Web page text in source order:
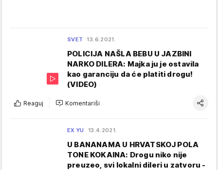
SVET 13.6.2021.
POLICIJA NAŠLA BEBU U JAZBINI
NARKO DILERA: Majka ju je ostavila
kao garanciju da će platiti drogu!
(VIDEO)
Reaguj Komentariši
EX YU 13.4.2021.
U BANANAMA U HRVATSKOJ POLA
TONE KOKAINA: Drogu niko nije
preuzeo, svi lokalni dileri u zatvoru -